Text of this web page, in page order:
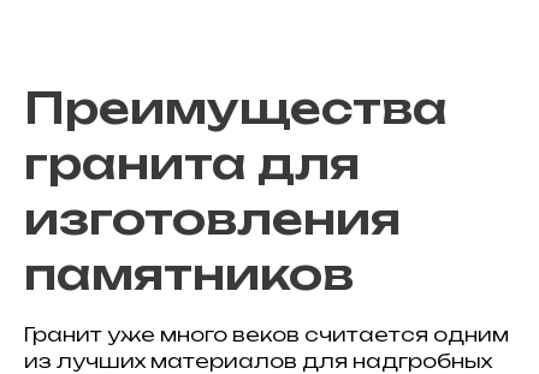
Преимущества
гранита для
изготовления
памятников
Гранит уже много веков считается одним
из лучших материалов для надгробных